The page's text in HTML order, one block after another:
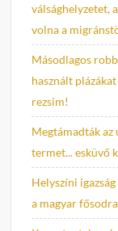
válsághelyzetet,
volna a
Másodlagos
használt
rezsim!
Megtámadták az
termet... esküvő
Helyszíni
a magyar